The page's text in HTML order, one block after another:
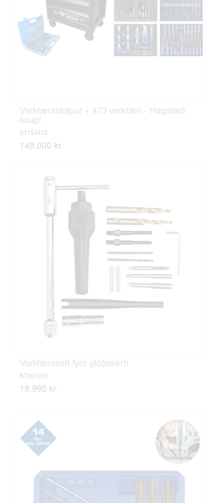
Verkfæraskápur + 473 verkfæri - Hagstæð
kaup!
BT153473
149.000 kr
Verkfærasett fyrir glóðakerti
BT561030
19.995 kr